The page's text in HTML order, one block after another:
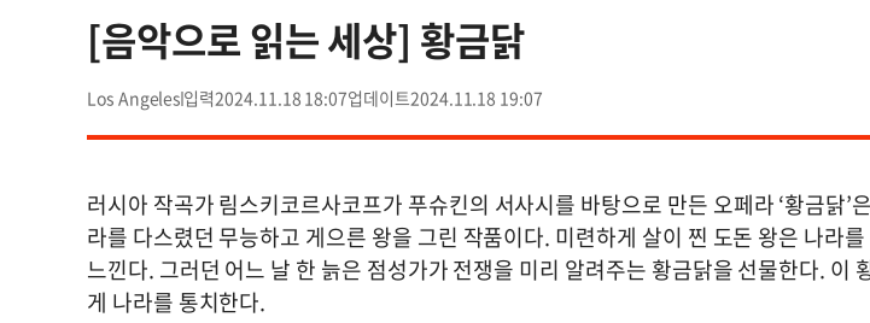
[음악으로 읽는 세상] 황금닭
Los Angeles 2024.11.18 18:07 2024.11.18 19:07
러시아 작곡가 림스키코르사코프가 푸슈킨의 서사시를 바탕으로 만든 오페라 ‘황금닭’
라를 다스렸던 무능하고 게으른 왕을 그린 작품이다. 미련하게 살이 찐 도돈 왕은 나라
느낀다. 그러던 어느 날 한 늙은 점성가가 전쟁을 미리 알려주는 황금닭을 선물한다. 이
게 나라를 통치한다.